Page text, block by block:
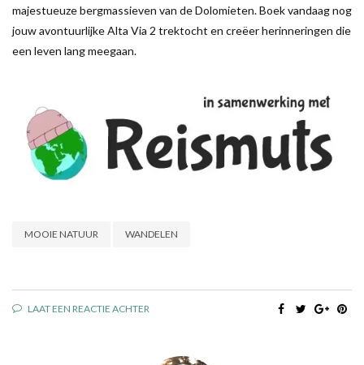
majestueuze bergmassieven van de Dolomieten. Boek vandaag nog
jouw avontuurlijke Alta Via 2 trektocht en creëer herinneringen die
een leven lang meegaan.
MOOIE NATUUR WANDELEN
LAAT EEN REACTIE ACHTER